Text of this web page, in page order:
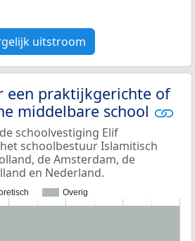
uitstroom
een praktijkgerichte of
middelbare school
schoolvestiging Elif
schoolbestuur Islamitisch
de Amsterdam, de
en Nederland.
Overig